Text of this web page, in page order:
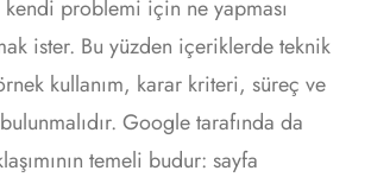
problemi için ne yapması
ister. Bu yüzden içeriklerde teknik
kullanım, karar kriteri, süreç ve
Google tarafında da
temeli budur: sayfa